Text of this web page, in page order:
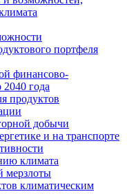
портфеля
финансово-
года
продуктов
добычи
и на транспорте
климата
мерзлоты
климатическим